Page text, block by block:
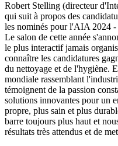
Robert Stelling (directeur
qui suit à propos des
les nominés pour l'AIA 2024
Le salon de cette année
le plus interactif jamais
connaître les candidatures
du nettoyage et de l'hygiène.
mondiale rassemblant
témoignent de la passion
solutions innovantes pour un
propre, plus sain et plus
barre toujours plus haut et
résultats très attendus et de